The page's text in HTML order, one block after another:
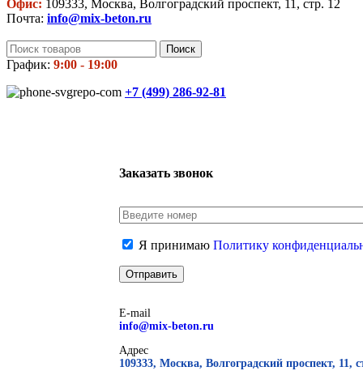
Офис: 109333, Москва, Волгоградский проспект, 11, стр. 12
Почта: info@mix-beton.ru
Поиск
График: 9:00 - 19:00
+7 (499) 286-92-81
Заказать звонок
Я принимаю Политику
E-mail
info@mix-beton.ru
Адрес
109333, Москва, Волгоградский проспект, 11,